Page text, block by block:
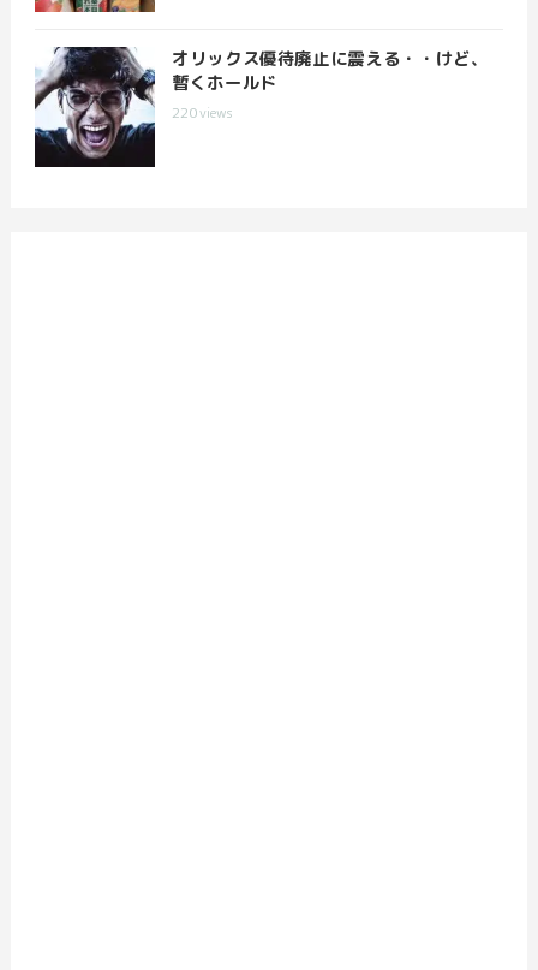
オリックス優待廃止に震える・・けど、
暫くホールド
220views